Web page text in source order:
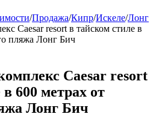
/Продажа/Кипр/Искеле/Лонг
Caesar resort в тайском стиле в
пляжа Лонг Бич
Caesar resort
600 метрах от
Лонг Бич